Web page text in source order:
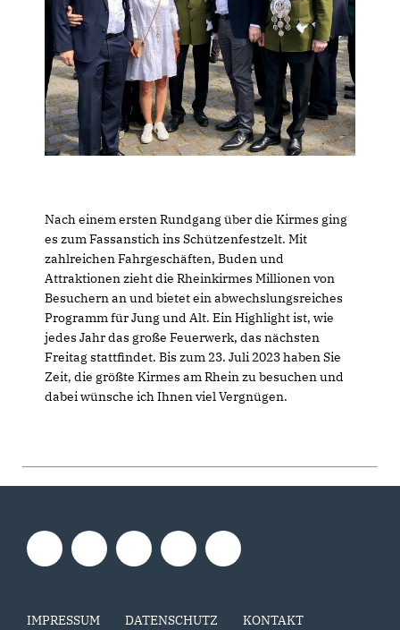
Nach einem ersten Rundgang über die Kirmes ging
es zum Fassanstich ins Schützenfestzelt. Mit
zahlreichen Fahrgeschäften, Buden und
Attraktionen zieht die Rheinkirmes Millionen von
Besuchern an und bietet ein abwechslungsreiches
Programm für Jung und Alt. Ein Highlight ist, wie
jedes Jahr das große Feuerwerk, das nächsten
Freitag stattfindet. Bis zum 23. Juli 2023 haben Sie
Zeit, die größte Kirmes am Rhein zu besuchen und
dabei wünsche ich Ihnen viel Vergnügen.
IMPRESSUM DATENSCHUTZ KONTAKT